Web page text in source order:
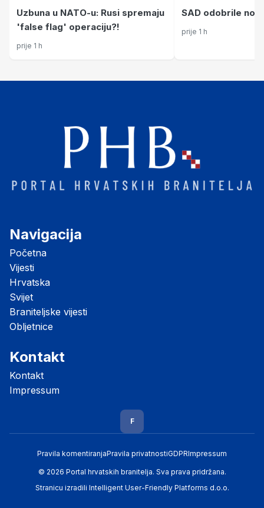
Uzbuna u NATO-u: Rusi spremaju
'false flag' operaciju?!
prije 1 h
SAD odobrile
prije 1 h
Navigacija
Početna
Vijesti
Hrvatska
Svijet
Braniteljske vijesti
Obljetnice
Kontakt
Kontakt
Impressum
F
Pravila komentiranjaPravila privatnostiGDPRImpressum
© 2026 Portal hrvatskih branitelja. Sva prava pridržana.
Stranicu izradili Intelligent User-Friendly Platforms d.o.o.